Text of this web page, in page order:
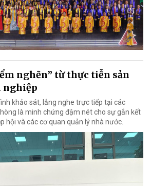
nghẽn” từ thực tiễn sản
nghiệp
khảo sát, lắng nghe trực tiếp tại các
là minh chứng đậm nét cho sự gắn kết
hội và các cơ quan quản lý nhà nước.